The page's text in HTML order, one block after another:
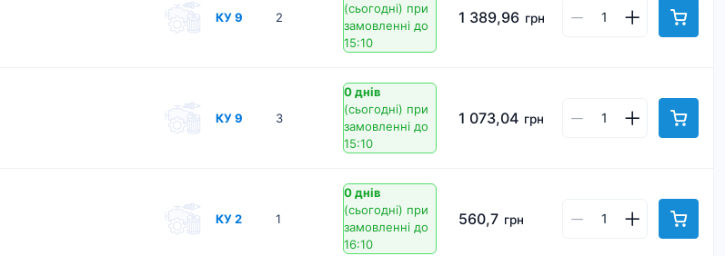
КУ 9 2
(сьогодні) при
замовленні до
15:10
1 389,96 грн
КУ 9 3
0 днів
(сьогодні) при
замовленні до
15:10
1 073,04 грн
КУ 2 1
0 днів
(сьогодні) при
замовленні до
16:10
560,7 грн